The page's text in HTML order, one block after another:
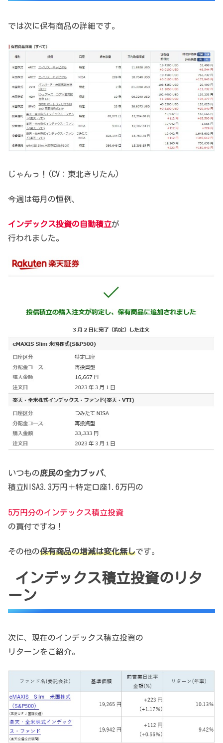
では次に保有商品の詳細です。
じゃんっ！(CV：東北きりたん)
今週は毎月の恒例、
インデックス投資の自動積立が
行われました。
いつもの庶民の全力ブッパ、
積立NISA3.3万円＋特定口座1.6万円の
5万円分のインデックス積立投資
の買付ですね！
その他の保有商品の増減は変化無しです。
インデックス積立投資のリタ
ーン
次に、現在のインデックス積立投資の
リターンをご紹介。